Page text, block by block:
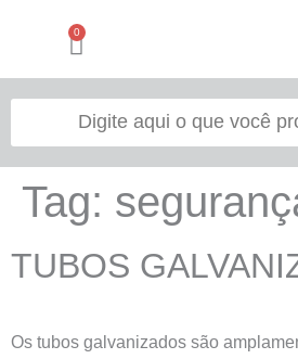
0
Tag:
TUBOS
Os tubos galvanizados são